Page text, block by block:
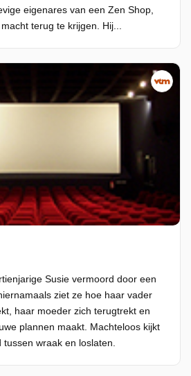
eigenares van een Zen Shop,
terug te krijgen. Hij...
Susie vermoord door een
ziet ze hoe haar vader
haar moeder zich terugtrekt en
plannen maakt. Machteloos kijkt
wraak en loslaten.